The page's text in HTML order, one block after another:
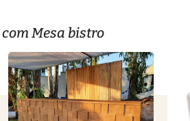
com Mesa bistro